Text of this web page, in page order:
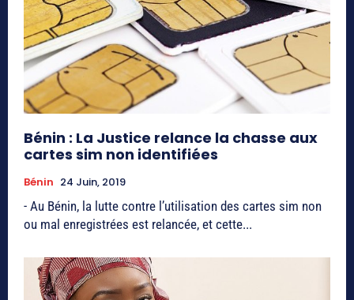
Bénin : La Justice relance la chasse aux
cartes sim non identifiées
Bénin 24 Juin, 2019
- Au Bénin, la lutte contre l’utilisation des cartes sim non
ou mal enregistrées est relancée, et cette...